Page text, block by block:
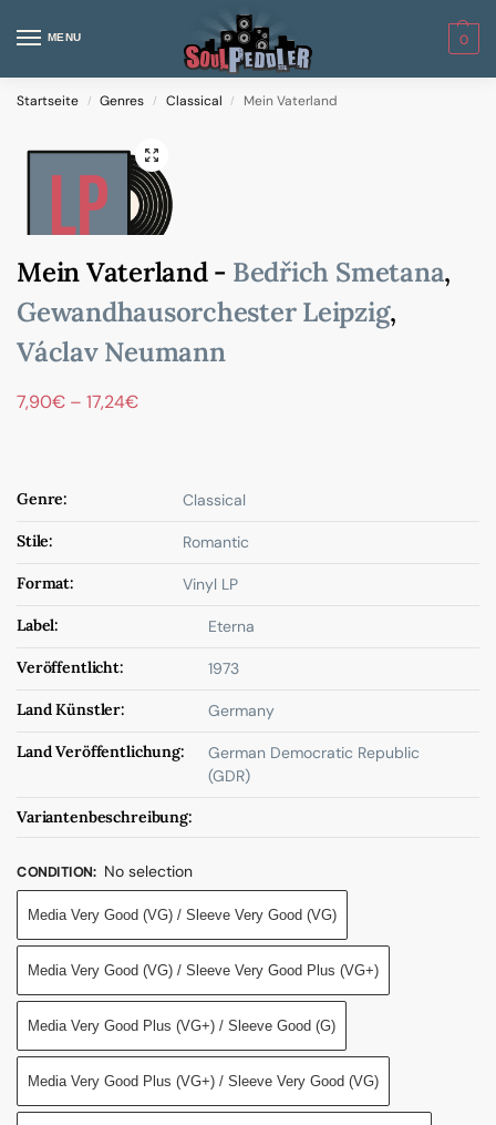
MENU 0
Startseite / Genres / Classical / Mein Vaterland
Mein Vaterland - Bedřich Smetana,
Gewandhausorchester Leipzig,
Václav Neumann
7,90€ – 17,24€
Genre: Classical
Stile: Romantic
Format: Vinyl LP
Label: Eterna
Veröffentlicht: 1973
Land Künstler: Germany
Land Veröffentlichung:
German Democratic Republic
(GDR)
Variantenbeschreibung:
CONDITION: No selection
Media Very Good (VG) / Sleeve Very Good (VG)
Media Very Good (VG) / Sleeve Very Good Plus (VG+)
Media Very Good Plus (VG+) / Sleeve Good (G)
Media Very Good Plus (VG+) / Sleeve Very Good (VG)